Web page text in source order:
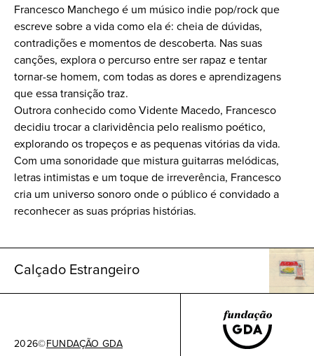
Francesco Manchego é um músico indie pop/rock que
escreve sobre a vida como ela é: cheia de dúvidas,
contradições e momentos de descoberta. Nas suas
canções, explora o percurso entre ser rapaz e tentar
tornar-se homem, com todas as dores e aprendizagens
que essa transição traz.
Outrora conhecido como Vidente Macedo, Francesco
decidiu trocar a clarividência pelo realismo poético,
explorando os tropeços e as pequenas vitórias da vida.
Com uma sonoridade que mistura guitarras melódicas,
letras intimistas e um toque de irreverência, Francesco
cria um universo sonoro onde o público é convidado a
reconhecer as suas próprias histórias.
Calçado Estrangeiro
2026©FUNDAÇÃO GDA